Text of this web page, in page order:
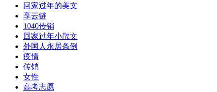
回家过年的美文
享云链
1040传销
回家过年小散文
外国人永居条例
疫情
传销
女性
高考志愿